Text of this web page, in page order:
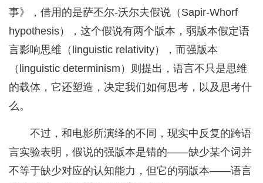
事》，借用的是萨丕尔-沃尔夫假说（Sapir-Whorf
hypothesis），这个假说有两个版本，弱版本假定语
言影响思维（linguistic relativity），而强版本
（linguistic determinism）则提出，语言不只是思维
的载体，它还塑造，决定我们如何思考，以及思考什
么。
不过，和电影所演绎的不同，现实中反复的跨语
言实验表明，假说的强版本是错的——缺少某个词并
不等于缺少对应的认知能力，但它的弱版本——语言